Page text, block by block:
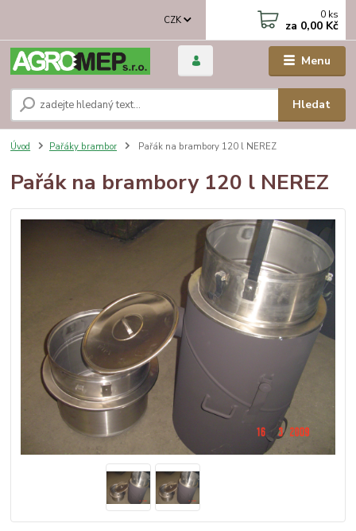
Menu
CZK
Hledat
0 ks
za 0,00 Kč
Úvod Pařáky brambor Pařák na brambory 120 l NEREZ
Pařák na brambory 120 l NEREZ